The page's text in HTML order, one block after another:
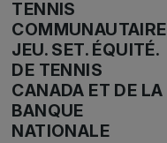
TENNIS
COMMUNAUTAIRE
JEU. SET. ÉQUITÉ.
DE TENNIS
CANADA ET DE LA
BANQUE
NATIONALE